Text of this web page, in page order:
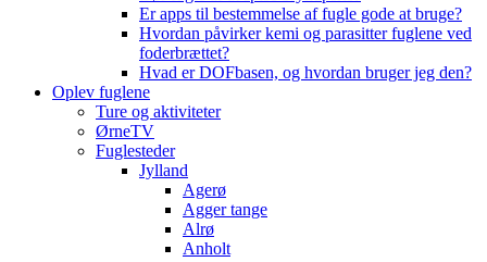
Er apps til bestemmelse af fugle gode at bruge?
Hvordan påvirker kemi og parasitter fuglene ved
foderbrættet?
Hvad er DOFbasen, og hvordan bruger jeg den?
Oplev fuglene
Ture og aktiviteter
ØrneTV
Fuglesteder
Jylland
Agerø
Agger tange
Alrø
Anholt